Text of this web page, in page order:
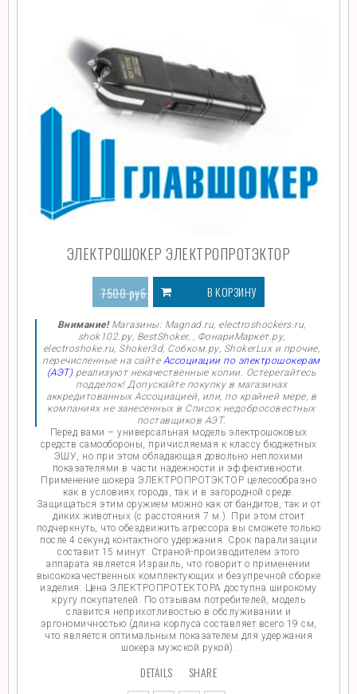
ЭЛЕКТРОШОКЕР ЭЛЕКТРОПРОТЭКТОР
7500руб.
4669руб.
В КОРЗИНУ
Внимание!Магазины: Magnad.ru, electroshockers.ru,
shok102.ру, BestShoker, , ФонариМаркет.ру,
electroshoke.ru, Shoker3d, Собком.ру, ShokerLux и прочие,
перечисленные на сайте Ассоциации по электрошокерам
(АЭТ)реализуют некачественные копии. Остерегайтесь
подделок! Допускайте покупку в магазинах
аккредитованных Ассоциацией, или, по крайней мере, в
компаниях не занесенных в Список недобросовестных
поставщиков АЭТ.
Перед вами – универсальная модель электрошоковых
средств самообороны, причисляемая к классу бюджетных
ЭШУ, но при этом обладающая довольно неплохими
показателями в части надежности и эффективности.
Применение шокера ЭЛЕКТРОПРОТЭКТОР целесообразно
как в условиях города, так и в загородной среде.
Защищаться этим оружием можно как от бандитов, так и от
диких животных (с расстояния 7 м.). При этом стоит
подчеркнуть, что обездвижить агрессора вы сможете только
после 4 секунд контактного удержания. Срок парализации
составит 15 минут. Страной-производителем этого
аппарата является Израиль, что говорит о применении
высококачественных комплектующих и безупречной сборке
изделия. Цена ЭЛЕКТРОПРОТЕКТОРА доступна широкому
кругу покупателей. По отзывам потребителей, модель
славится неприхотливостью в обслуживании и
эргономичностью (длина корпуса составляет всего 19 см,
что является оптимальным показателем для удержания
шокера мужской рукой).
DETAILS SHARE